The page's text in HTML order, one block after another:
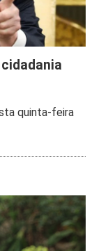
quinta-feira